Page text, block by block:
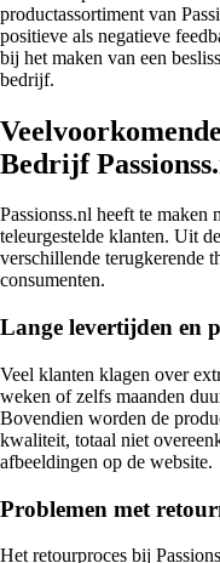
productassortiment van
positieve als negatieve
bij het maken van een
bedrijf.
Bedrijf
Passionss.nl heeft te maken
teleurgestelde klanten. Uit
verschillende terugkerende
consumenten.
Lange levertijden en
Veel klanten klagen over
weken of zelfs maanden
Bovendien worden de
kwaliteit, totaal niet
afbeeldingen op de website.
Problemen met
Het retourproces bij